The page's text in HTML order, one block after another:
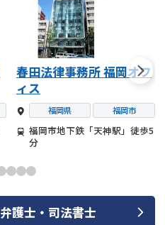
春田法律事務所 福岡オフ
ィス
福岡県 福岡市
福岡市地下鉄「天神駅」徒歩5
分
弁護士・司法書士